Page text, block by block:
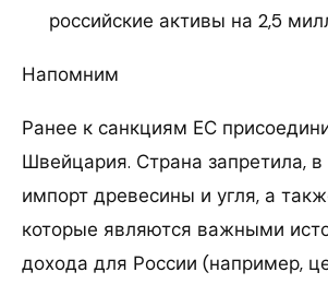
российские активы на 2,5
Напомним
Ранее к санкциям ЕС
Швейцария. Страна запретила, в
импорт древесины и угля, а
которые являются важными
дохода для России (например,